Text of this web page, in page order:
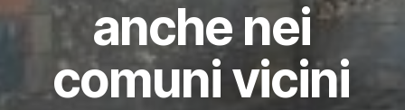
anche nei
comuni vicini